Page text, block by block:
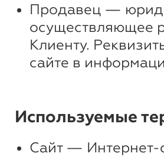
Продавец —
осуществляющее
Клиенту.
сайте в
Используемые
Сайт — Интернет-